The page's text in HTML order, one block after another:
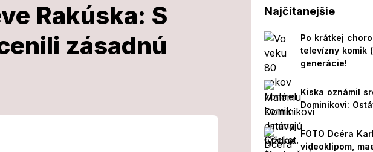
Rakúska: S
zásadnú
der Bellenom
Najčítanejšie
Po krátkej
televízny komik
generácie!
Kiska oznámil
Dominikovi:
FOTO Dcéra
videoklipom,